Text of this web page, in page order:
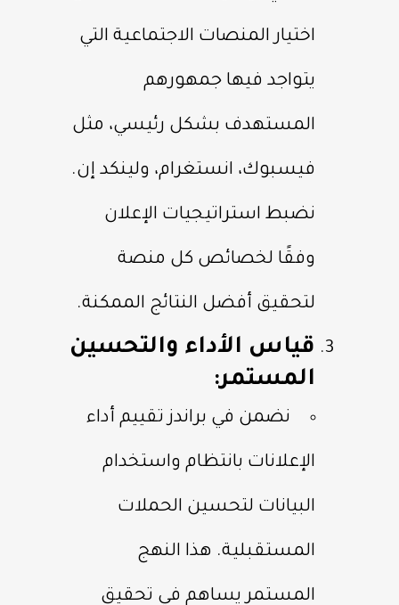
اختيار المنصات الاجتماعية التي
يتواجد فيها جمهورهم
المستهدف بشكل رئيسي، مثل
فيسبوك، انستغرام، ولينكد إن.
نضبط استراتيجيات الإعلان
وفقًا لخصائص كل منصة
لتحقيق أفضل النتائج الممكنة.
قياس الأداء والتحسين
المستمر:
نضمن في براندز تقييم أداء
الإعلانات بانتظام واستخدام
البيانات لتحسين الحملات
المستقبلية. هذا النهج
المستمر يساهم في تحقيق